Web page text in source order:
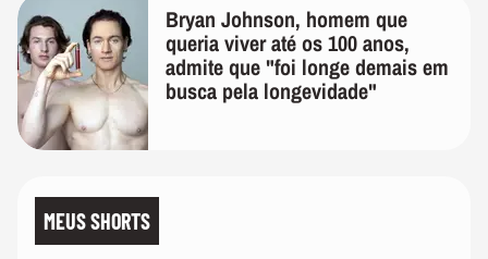
Bryan Johnson, homem que
queria viver até os 100 anos,
admite que "foi longe demais em
busca pela longevidade"
MEUS SHORTS